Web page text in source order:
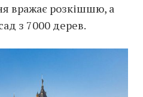
вражає розкішшю, а
з 7000 дерев.